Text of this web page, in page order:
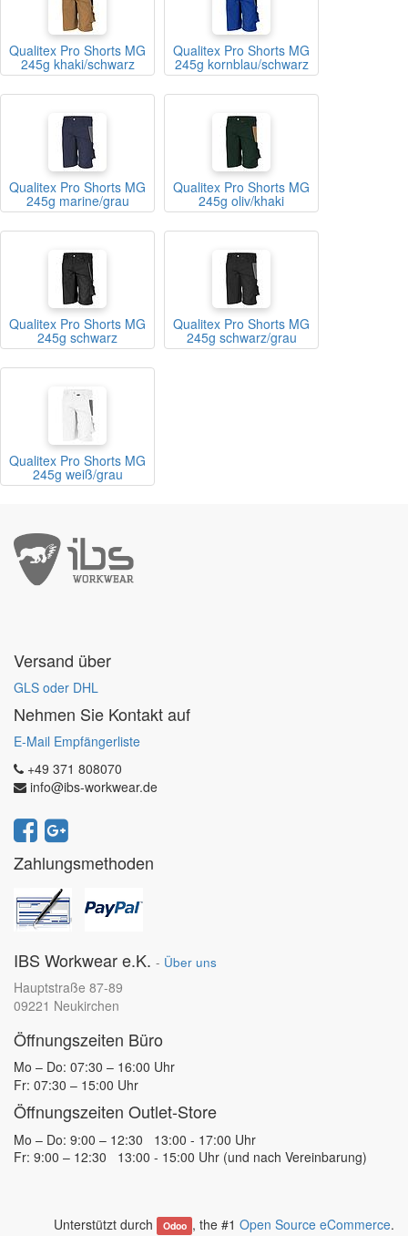
Qualitex Pro Shorts MG
245g khaki/schwarz
Qualitex Pro Shorts MG
245g kornblau/schwarz
Qualitex Pro Shorts MG
245g marine/grau
Qualitex Pro Shorts MG
245g oliv/khaki
Qualitex Pro Shorts MG
245g schwarz
Qualitex Pro Shorts MG
245g schwarz/grau
Qualitex Pro Shorts MG
245g weiß/grau
Versand über
GLS oder DHL
Nehmen Sie Kontakt auf
E-Mail Empfängerliste
+49 371 808070
info@ibs-workwear.de
Zahlungsmethoden
IBS Workwear e.K. - Über uns
Hauptstraße 87-89
09221 Neukirchen
Öffnungszeiten Büro
Mo – Do: 07:30 – 16:00 Uhr
Fr: 07:30 – 15:00 Uhr
Öffnungszeiten Outlet-Store
Mo – Do: 9:00 – 12:30 13:00 - 17:00 Uhr
Fr: 9:00 – 12:30 13:00 - 15:00 Uhr (und nach Vereinbarung)
Unterstützt durch Odoo , the #1 Open Source eCommerce.